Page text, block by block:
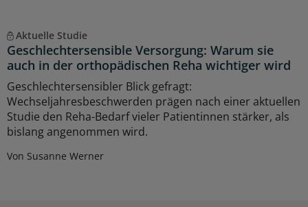
Aktuelle Studie
Geschlechtersensible Versorgung: Warum sie
auch in der orthopädischen Reha wichtiger wird
Geschlechtersensibler Blick gefragt:
Wechseljahresbeschwerden prägen nach einer aktuellen
Studie den Reha-Bedarf vieler Patientinnen stärker, als
bislang angenommen wird.
Von Susanne Werner